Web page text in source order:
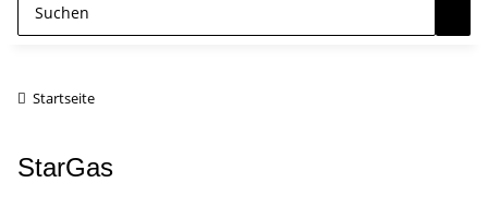
Startseite
StarGas